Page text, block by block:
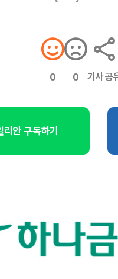
0 0 기사 공
리안 구독하기